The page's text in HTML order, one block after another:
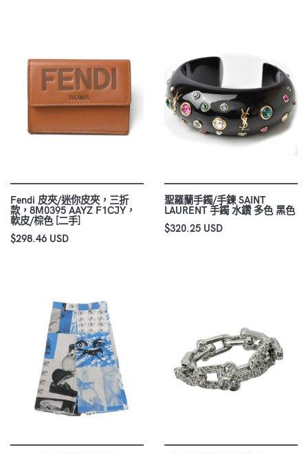
Fendi 皮夾/迷你皮夾，三折
款，8M0395 AAYZ F1CJY，
軟皮/棕色 [二手]
$298.46 USD
聖羅蘭手鐲/手鍊 SAINT
LAURENT 手鐲 水鑽 多色 黑色
$320.25 USD